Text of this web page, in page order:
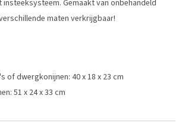
Gemaakt van onbehandeld
maten verkrijgbaar!
of dwergkonijnen: 40 x 18 x 23 cm
51 x 24 x 33 cm